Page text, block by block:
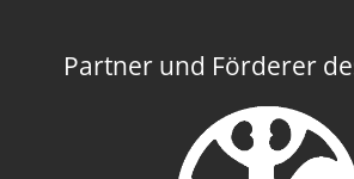
Partner und Förderer